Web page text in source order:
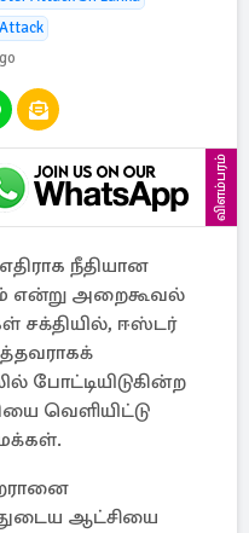
விளம்பரம்
நீதியான
என்று அறைகூவல்
சக்தியில், ஈஸ்டர்
போட்டியிடுகின்ற
வெளியிட்டு
ஆட்சியை